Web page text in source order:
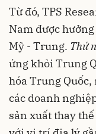
Từ đó, TPS
Nam được
Mỹ - Trung. Thứ
ứng khỏi Trung
hóa Trung Quốc,
các doanh
sản xuất thay